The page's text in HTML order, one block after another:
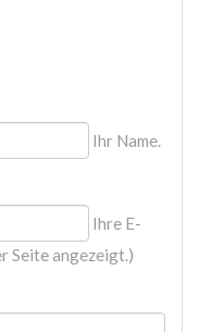
Ihr Name.
Ihre E-
Seite angezeigt.)